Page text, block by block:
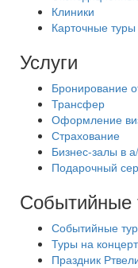
Клиники
Карточные туры
Услуги
Бронирование
Трансфер
Оформление
Страхование
Бизнес-залы в
Подарочный
Событийные
Событийные
Туры на
Праздник